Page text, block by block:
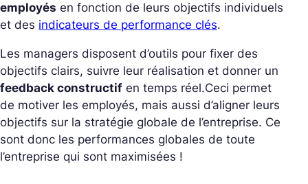
employés en fonction de leurs objectifs individuels
et des indicateurs de performance clés.
Les managers disposent d’outils pour fixer des
objectifs clairs, suivre leur réalisation et donner un
feedback constructif en temps réel.Ceci permet
de motiver les employés, mais aussi d’aligner leurs
objectifs sur la stratégie globale de l’entreprise. Ce
sont donc les performances globales de toute
l’entreprise qui sont maximisées !